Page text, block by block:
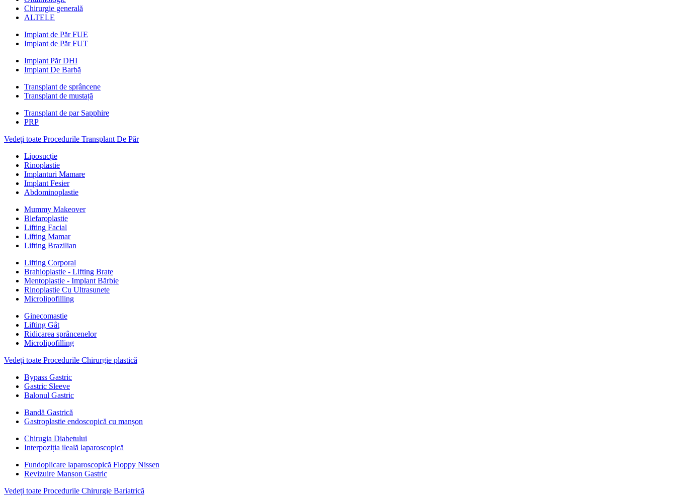
Chirurgie generală
ALTELE
Implant de Păr FUE
Implant de Păr FUT
Implant Păr DHI
Implant De Barbă
Transplant de sprâncene
Transplant de mustață
Transplant de par Sapphire
PRP
Vedeți toate Procedurile Transplant De Păr
Liposucție
Rinoplastie
Implanturi Mamare
Implant Fesier
Abdominoplastie
Mummy Makeover
Blefaroplastie
Lifting Facial
Lifting Mamar
Lifting Brazilian
Lifting Corporal
Brahioplastie - Lifting Brațe
Mentoplastie - Implant Bărbie
Rinoplastie Cu Ultrasunete
Microlipofilling
Ginecomastie
Lifting Gât
Ridicarea sprâncenelor
Microlipofilling
Vedeți toate Procedurile Chirurgie plastică
Bypass Gastric
Gastric Sleeve
Balonul Gastric
Bandă Gastrică
Gastroplastie endoscopică cu manșon
Chirugia Diabetului
Interpoziția ileală laparoscopică
Fundoplicare laparoscopică Floppy Nissen
Revizuire Manșon Gastric
Vedeți toate Procedurile Chirurgie Bariatrică